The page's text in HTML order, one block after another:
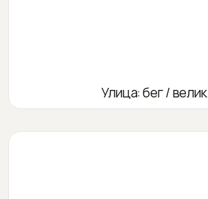
Улица: бег / велик